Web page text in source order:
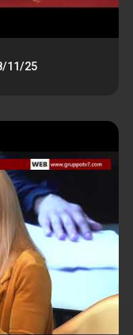
11/25